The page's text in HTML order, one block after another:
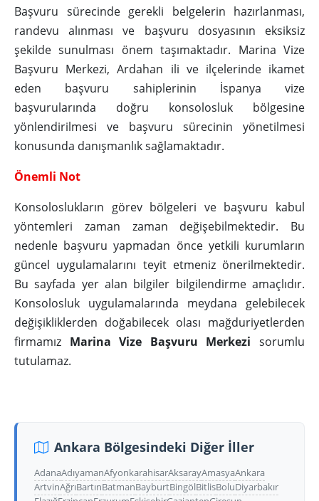
Başvuru sürecinde gerekli belgelerin hazırlanması,
randevu alınması ve başvuru dosyasının eksiksiz
şekilde sunulması önem taşımaktadır. Marina Vize
Başvuru Merkezi, Ardahan ili ve ilçelerinde ikamet
eden başvuru sahiplerinin İspanya vize
başvurularında doğru konsolosluk bölgesine
yönlendirilmesi ve başvuru sürecinin yönetilmesi
konusunda danışmanlık sağlamaktadır.
Önemli Not
Konsoloslukların görev bölgeleri ve başvuru kabul
yöntemleri zaman zaman değişebilmektedir. Bu
nedenle başvuru yapmadan önce yetkili kurumların
güncel uygulamalarını teyit etmeniz önerilmektedir.
Bu sayfada yer alan bilgiler bilgilendirme amaçlıdır.
Konsolosluk uygulamalarında meydana gelebilecek
değişikliklerden doğabilecek olası mağduriyetlerden
firmamız Marina Vize Başvuru Merkezi sorumlu
tutulamaz.
Ankara Bölgesindeki Diğer İller
AdanaAdıyamanAfyonkarahisarAksarayAmasyaAnkara
ArtvinAğrıBartınBatmanBayburtBingölBitlisBoluDiyarbakır